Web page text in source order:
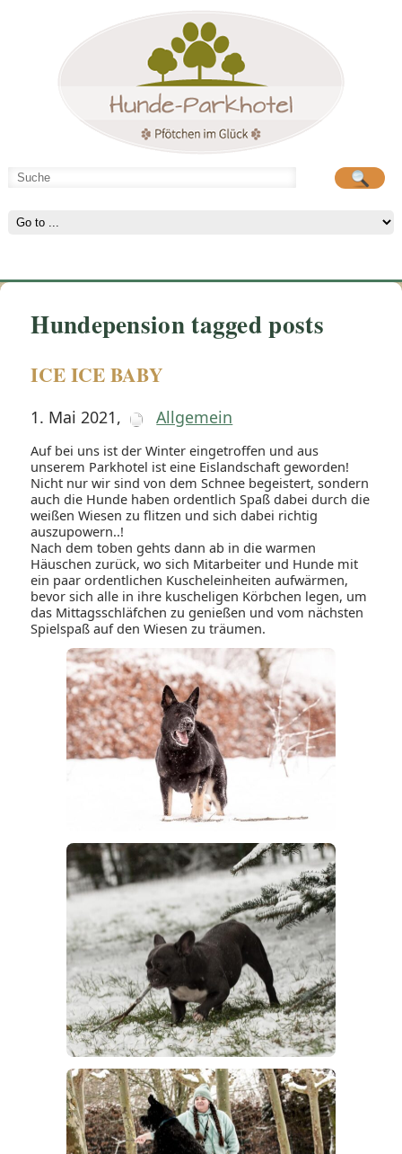
Hunde-Parkhotel
Hundepension tagged posts
ICE ICE BABY
1. Mai 2021, Allgemein
Auf bei uns ist der Winter eingetroffen und aus
unserem Parkhotel ist eine Eislandschaft geworden!
Nicht nur wir sind von dem Schnee begeistert, sondern
auch die Hunde haben ordentlich Spaß dabei durch die
weißen Wiesen zu flitzen und sich dabei richtig
auszupowern..!
Nach dem toben gehts dann ab in die warmen
Häuschen zurück, wo sich Mitarbeiter und Hunde mit
ein paar ordentlichen Kuscheleinheiten aufwärmen,
bevor sich alle in ihre kuscheligen Körbchen legen, um
das Mittagsschläfchen zu genießen und vom nächsten
Spielspaß auf den Wiesen zu träumen.